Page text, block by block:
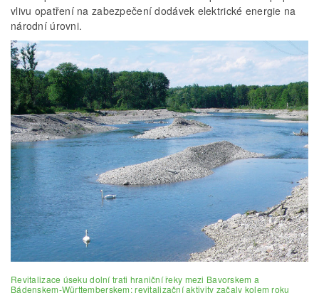
vlivu opatření na zabezpečení dodávek elektrické energie na
národní úrovni.
Revitalizace úseku dolní trati hraniční řeky mezi Bavorskem a
Bádenskem-Württemberskem; revitalizační aktivity začaly kolem roku